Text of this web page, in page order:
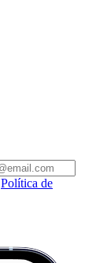
Política de